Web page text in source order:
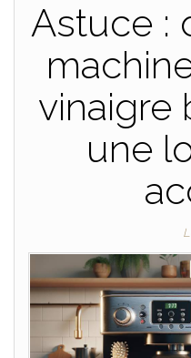
Astuce :
vinaigre
une